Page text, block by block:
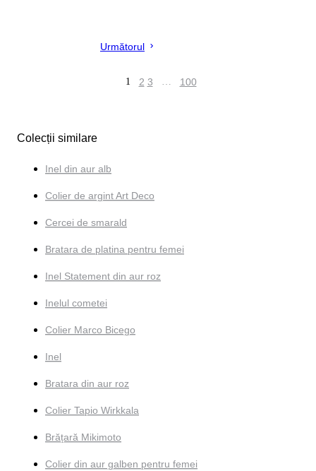
Următorul
1 2 3 … 100
Colecții similare
Inel din aur alb
Colier de argint Art Deco
Cercei de smarald
Bratara de platina pentru femei
Inel Statement din aur roz
Inelul cometei
Colier Marco Bicego
Inel
Bratara din aur roz
Colier Tapio Wirkkala
Brățară Mikimoto
Colier din aur galben pentru femei